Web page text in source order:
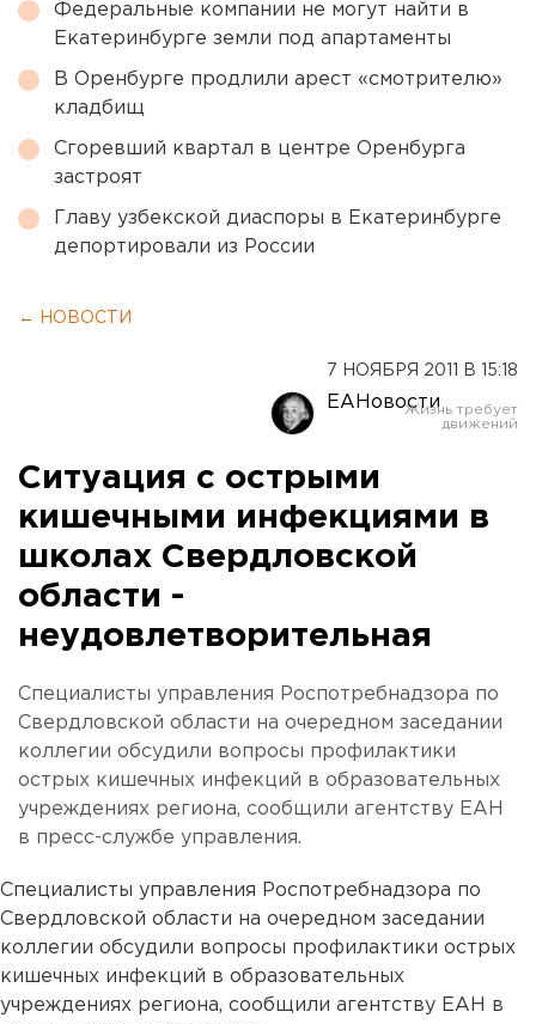
Федеральные компании не могут найти в
Екатеринбурге земли под апартаменты
В Оренбурге продлили арест «смотрителю»
кладбищ
Сгоревший квартал в центре Оренбурга
застроят
Главу узбекской диаспоры в Екатеринбурге
депортировали из России
← НОВОСТИ
7 НОЯБРЯ 2011 В 15:18
ЕАНовости
Ситуация с острыми
кишечными инфекциями в
школах Свердловской
области -
неудовлетворительная
Специалисты управления Роспотребнадзора по
Свердловской области на очередном заседании
коллегии обсудили вопросы профилактики
острых кишечных инфекций в образовательных
учреждениях региона, сообщили агентству ЕАН
в пресс-службе управления.
Специалисты управления Роспотребнадзора по
Свердловской области на очередном заседании
коллегии обсудили вопросы профилактики острых
кишечных инфекций в образовательных
учреждениях региона, сообщили агентству ЕАН в